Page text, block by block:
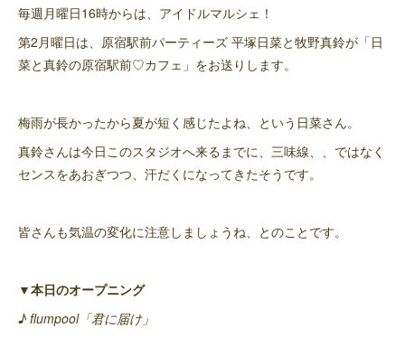
毎週月曜日16時からは、アイドルマルシェ！
第2月曜日は、原宿駅前パーティーズ 平塚日菜と牧野真鈴が「日
菜と真鈴の原宿駅前♡カフェ」をお送りします。
梅雨が長かったから夏が短く感じたよね、という日菜さん。
真鈴さんは今日このスタジオへ来るまでに、三味線、、ではなく
センスをあおぎつつ、汗だくになってきたそうです。
皆さんも気温の変化に注意しましょうね、とのことです。
▼本日のオープニング
♪ flumpool「君に届け」